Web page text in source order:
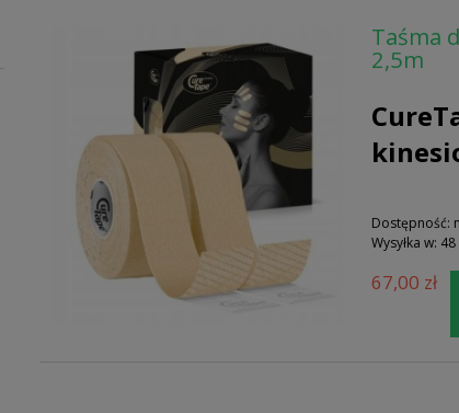
Taśma
2,5m
Dostępność:
Wysyłka w:
67,00 zł